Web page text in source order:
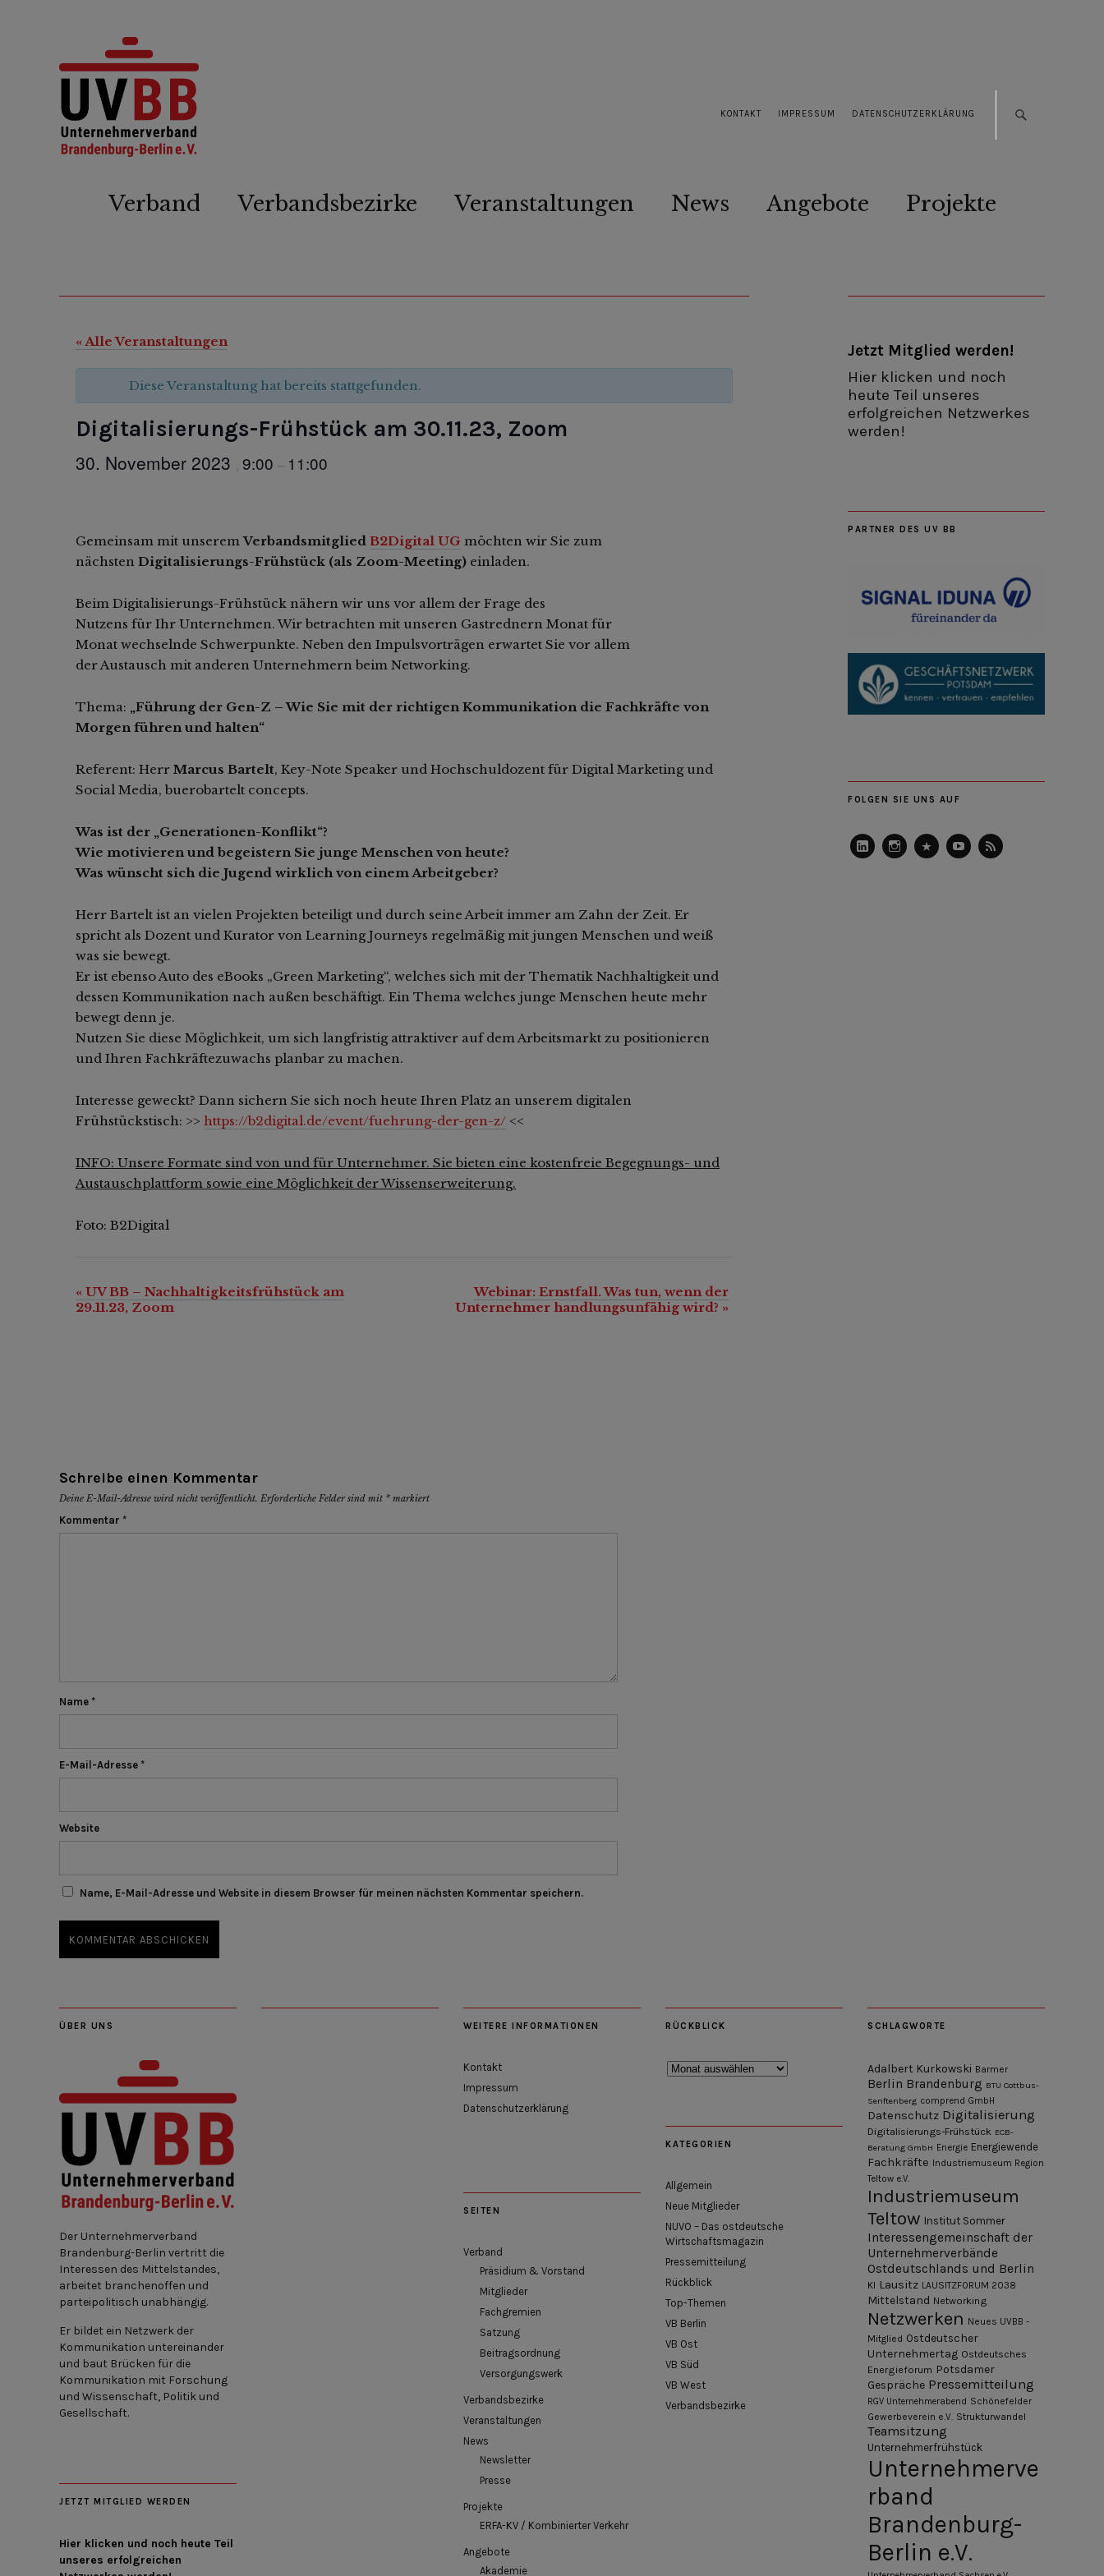
KONTAKT IMPRESSUM DATENSCHUTZERKLÄRUNG
Verband Verbandsbezirke Veranstaltungen News Angebote Projekte
« Alle Veranstaltungen
Diese Veranstaltung hat bereits stattgefunden.
Digitalisierungs-Frühstück am 30.11.23, Zoom
30. November 2023 9:00 – 11:00
Gemeinsam mit unseremVerbandsmitglied B2Digital UG möchten wir Sie zum
nächsten Digitalisierungs-Frühstück (als Zoom-Meeting) einladen.
Beim Digitalisierungs-Frühstück nähern wir uns vor allem der Frage des
Nutzens für Ihr Unternehmen. Wir betrachten mit unseren Gastrednern Monat für
Monat wechselnde Schwerpunkte. Neben den Impulsvorträgen erwartet Sie vor allem
der Austausch mit anderen Unternehmern beim Networking.
Thema:
„Führung der Gen-Z – Wie Sie mit der richtigen Kommunikation die Fachkräfte von
Morgen führen und halten“
Referent: Herr Marcus Bartelt, Key-Note Speaker und Hochschuldozent für Digital Marketing und
Social Media, buerobartelt concepts.
Was ist der „Generationen-Konflikt“?
Wie motivieren und begeistern Sie junge Menschen von heute?
Was wünscht sich die Jugend wirklich von einem Arbeitgeber?
Herr Bartelt ist an vielen Projekten beteiligt und durch seine Arbeit immer am Zahn der Zeit. Er
spricht als Dozent und Kurator von Learning Journeys regelmäßig mit jungen Menschen und weiß
was sie bewegt.
Er ist ebenso Auto des eBooks „Green Marketing“, welches sich mit der Thematik Nachhaltigkeit und
dessen Kommunikation nach außen beschäftigt. Ein Thema welches junge Menschen heute mehr
bewegt denn je.
Nutzen Sie diese Möglichkeit, um sich langfristig attraktiver auf dem Arbeitsmarkt zu positionieren
und Ihren Fachkräftezuwachs planbar zu machen.
Interesse geweckt? Dann sichern Sie sich noch heute Ihren Platz an unserem digitalen
Frühstückstisch: >> https://b2digital.de/event/fuehrung-der-gen-z/ <<
INFO: Unsere Formate sind von und für Unternehmer. Sie bieten eine kostenfreie Begegnungs- und
Austauschplattform sowie eine Möglichkeit der Wissenserweiterung.
Foto: B2Digital
Veranstaltung-
Navigation
« UV BB – Nachhaltigkeitsfrühstück am
29.11.23, Zoom
Webinar: Ernstfall. Was tun, wenn der
Unternehmer handlungsunfähig wird? »
Schreibe einen Kommentar
Deine E-Mail-Adresse wird nicht veröffentlicht. Erforderliche Felder sind mit * markiert
Kommentar *
Name *
E-Mail-Adresse *
Website
Name, E-Mail-Adresse und Website in diesem Browser für meinen nächsten Kommentar speichern.
Jetzt Mitglied werden!
Hier klicken und noch
heute Teil unseres
erfolgreichen Netzwerkes
werden!
PARTNER DES UV BB
FOLGEN SIE UNS AUF
ÜBER UNS
Der Unternehmerverband
Brandenburg-Berlin vertritt die
Interessen des Mittelstandes,
arbeitet branchenoffen und
parteipolitisch unabhängig.
Er bildet ein Netzwerk der
Kommunikation untereinander
und baut Brücken für die
Kommunikation mit Forschung
und Wissenschaft, Politik und
Gesellschaft.
JETZT MITGLIED WERDEN
Hier klicken und noch heute Teil
unseres erfolgreichen
WEITERE INFORMATIONEN
Kontakt
Impressum
Datenschutzerklärung
SEITEN
Verband
Präsidium & Vorstand
Mitglieder
Fachgremien
Satzung
Beitragsordnung
Versorgungswerk
Verbandsbezirke
Veranstaltungen
News
Newsletter
Presse
Projekte
ERFA-KV / Kombinierter Verkehr
Angebote
Akademie
RÜCKBLICK
Rückblick
KATEGORIEN
Allgemein
Neue Mitglieder
NUVO – Das ostdeutsche
Wirtschaftsmagazin
Pressemitteilung
Rückblick
Top-Themen
VB Berlin
VB Ost
VB Süd
VB West
Verbandsbezirke
SCHLAGWORTE
Adalbert Kurkowski Barmer
Berlin Brandenburg BTU Cottbus-
Senftenberg comprend GmbH
Datenschutz Digitalisierung
Digitalisierungs-Frühstück ECB-
Beratung GmbH Energie Energiewende
Fachkräfte Industriemuseum Region
Teltow e.V.
Industriemuseum
Teltow Institut Sommer
Interessengemeinschaft der
Unternehmerverbände
Ostdeutschlands und Berlin
KI Lausitz LAUSITZFORUM 2038
Mittelstand Networking
Netzwerken Neues UVBB -
Mitglied Ostdeutscher
Unternehmertag Ostdeutsches
Energieforum Potsdamer
Gespräche Pressemitteilung
RGV Unternehmerabend Schönefelder
Gewerbeverein e.V. Strukturwandel
Teamsitzung
Unternehmerfrühstück
Unternehmerve
rband
Brandenburg-
Berlin e.V.